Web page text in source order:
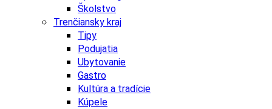
Školstvo
Trenčiansky kraj
Tipy
Podujatia
Ubytovanie
Gastro
Kultúra a tradície
Kúpele